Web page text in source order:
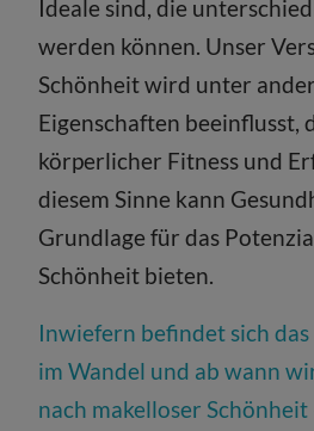
Ideale sind, die
werden können. Unser
Schönheit wird unter
Eigenschaften beeinflusst,
körperlicher Fitness und
diesem Sinne kann
Grundlage für das
Schönheit bieten.
Inwiefern befindet sich
im Wandel und ab wann
nach makelloser